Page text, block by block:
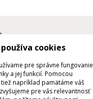
cookies
pre správne fungovanie
a jej funkcií. Pomocou
napríklad pamätáme váš
pre vás relevantnosť